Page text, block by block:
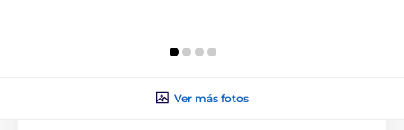
Ver más fotos